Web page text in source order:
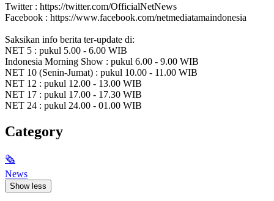
Twitter : https://twitter.com/OfficialNetNews
Facebook : https://www.facebook.com/netmediatamaindonesia
Saksikan info berita ter-update di:
NET 5 : pukul 5.00 - 6.00 WIB
Indonesia Morning Show : pukul 6.00 - 9.00 WIB
NET 10 (Senin-Jumat) : pukul 10.00 - 11.00 WIB
NET 12 : pukul 12.00 - 13.00 WIB
NET 17 : pukul 17.00 - 17.30 WIB
NET 24 : pukul 24.00 - 01.00 WIB
Category
🗞
News
Show less